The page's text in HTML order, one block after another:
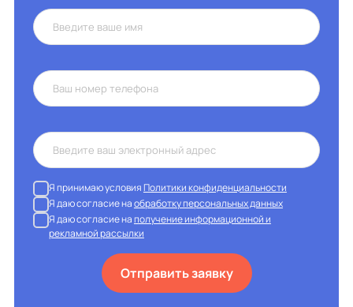
Я принимаю условияПолитики конфиденциальности
Я даю согласие наобработку персональных данных
Я даю согласие наполучение информационной и
рекламной рассылки
Отправить заявку